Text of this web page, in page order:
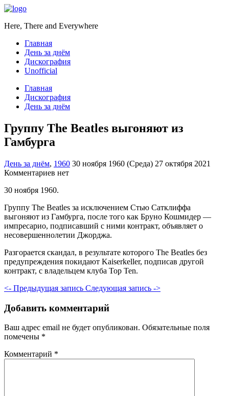
Here, There and Everywhere
Главная
День за днём
Дискография
Unofficial
Главная
Дискография
День за днём
Группу The Beatles выгоняют из
Гамбурга
День за днём, 1960 30 ноября 1960 (Среда) 27 октября 2021
Комментариев нет
30 ноября 1960.
Группу The Beatles за исключением Стью Сатклиффа
выгоняют из Гамбурга, после того как Бруно Кошмидер —
импресарио, подписавший с ними контракт, объявляет о
несовершеннолетии Джорджа.
Разгорается скандал, в результате которого The Beatles без
предупреждения покидают Kaiserkeller, подписав другой
контракт, с владельцем клуба Top Ten.
<- Предыдущая запись Следующая запись ->
Добавить комментарий
Ваш адрес email не будет опубликован. Обязательные поля
помечены *
Комментарий *